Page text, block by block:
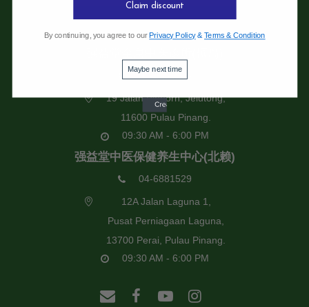
强益堂全息中医诊所
04-2832108
19 Jalan Pinhorn, Jelutong,
11600 Pulau Pinang.
09:30 AM - 6:00 PM
强益堂中医保健养生中心(北赖)
04-6881529
12A Jalan Laguna 1,
Pusat Perniagaan Laguna,
13700 Perai, Pulau Pinang.
09:30 AM - 6:00 PM
Claim discount
By continuing, you agree to our Privacy Policy&Terms & Condition
Maybe next time